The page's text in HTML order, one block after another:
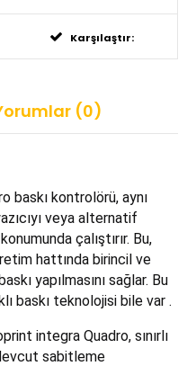
Karşılaştır:
(0)
baskı kontrolörü, aynı
veya alternatif
çalıştırır. Bu,
hattında birincil ve
yapılmasını sağlar. Bu
baskı teknolojisi bile var .
integra Quadro, sınırlı
sabitleme